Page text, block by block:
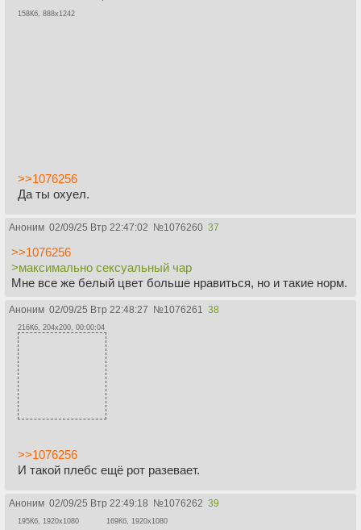
158Кб, 888x1242
>>1076256
Да ты охуел.
Аноним 02/09/25 Втр 22:47:02 №1076260 37
>>1076256
>максимально сексуальный чар
Мне все же белый цвет больше нравиться, но и такие норм.
Аноним 02/09/25 Втр 22:48:27 №1076261 38
216Кб, 204x200, 00:00:04
>>1076256
И такой плебс ещё рот разевает.
Аноним 02/09/25 Втр 22:49:18 №1076262 39
195Кб, 1920x1080 169Кб, 1920x1080